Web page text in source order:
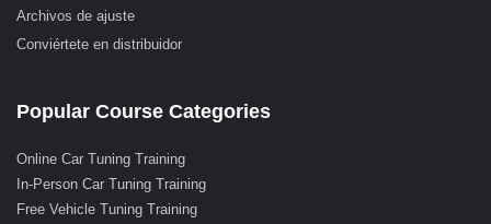
Archivos de ajuste
Conviértete en distribuidor
Popular Course Categories
Online Car Tuning Training
In-Person Car Tuning Training
Free Vehicle Tuning Training